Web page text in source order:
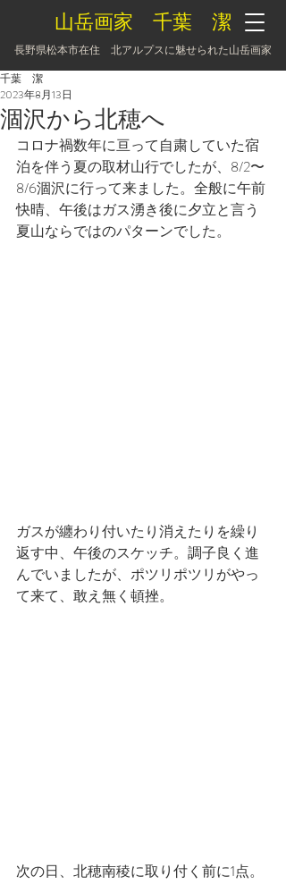
山岳画家 千葉 潔
長野県松本市在住 北アルプスに魅せられた山岳画家
涸沢から北穂へ
千葉 潔
2023年8月13日
コロナ禍数年に亘って自粛していた宿
泊を伴う夏の取材山行でしたが、8/2〜
8/6涸沢に行って来ました。全般に午前
快晴、午後はガス湧き後に夕立と言う
夏山ならではのパターンでした。
ガスが纏わり付いたり消えたりを繰り
返す中、午後のスケッチ。調子良く進
んでいましたが、ポツリポツリがやっ
て来て、敢え無く頓挫。
次の日、北穂南稜に取り付く前に1点。